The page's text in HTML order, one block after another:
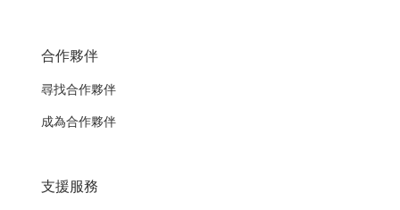
合作夥伴
尋找合作夥伴
成為合作夥伴
支援服務